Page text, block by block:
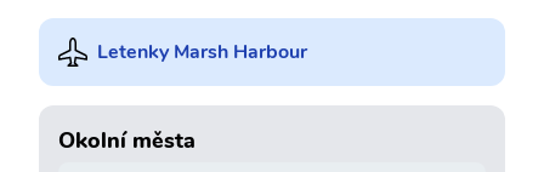
Letenky Marsh Harbour
Okolní města